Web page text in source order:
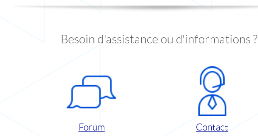
Besoin d'assistance ou d'informations ?
Forum Contact